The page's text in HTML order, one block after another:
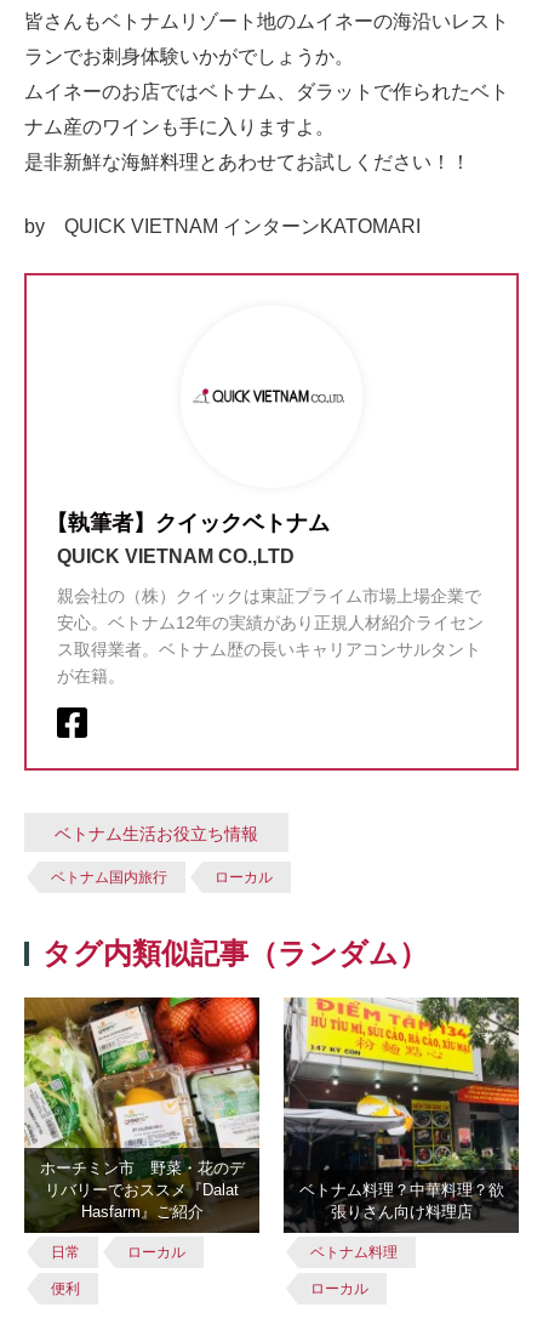
皆さんもベトナムリゾート地のムイネーの海沿いレスト
ランでお刺身体験いかがでしょうか。
ムイネーのお店ではベトナム、ダラットで作られたベト
ナム産のワインも手に入りますよ。
是非新鮮な海鮮料理とあわせてお試しください！！
by QUICK VIETNAM インターンKATOMARI
【執筆者】クイックベトナム
QUICK VIETNAM CO.,LTD
親会社の（株）クイックは東証プライム市場上場企業で
安心。ベトナム12年の実績があり正規人材紹介ライセン
ス取得業者。ベトナム歴の長いキャリアコンサルタント
が在籍。
ベトナム生活お役立ち情報
ベトナム国内旅行 ローカル
タグ内類似記事（ランダム）
ホーチミン市 野菜・花のデ
リバリーでおススメ『Dalat
Hasfarm』ご紹介
日常 ローカル
便利
ベトナム料理？中華料理？欲
張りさん向け料理店
ベトナム料理
ローカル